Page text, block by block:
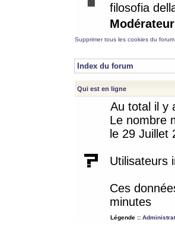
filosofia
Supprimer tous les cookies du forum
Index du forum
Qui est en ligne
Au total il y
Le nombre
le 29 Juillet
Utilisateurs
Ces
minutes
Légende ::